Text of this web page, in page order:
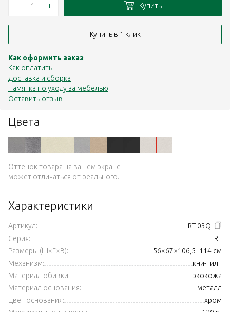
Цвета
Оттенок товара на вашем экране
может отличаться от реального.
Характеристики
Артикул:
RT-03Q
Серия:
RT
Размеры (Ш×Г×В):
56×67×106,5–114 см
Механизм:
кни-тилт
Материал обивки:
экокожа
Материал основания:
металл
Цвет основания:
хром
– + Купить
Купить в 1 клик
Как оформить заказ
Как оплатить
Доставка и сборка
Памятка по уходу за мебелью
Оставить отзыв